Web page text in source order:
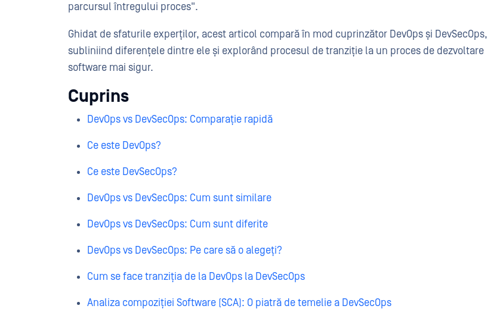
parcursul întregului proces".
Ghidat de sfaturile experților, acest articol compară în mod cuprinzător DevOps și DevSecOps,
subliniind diferențele dintre ele și explorând procesul de tranziție la un proces de dezvoltare
software mai sigur.
Cuprins
DevOps vs DevSecOps: Comparație rapidă
Ce este DevOps?
Ce este DevSecOps?
DevOps vs DevSecOps: Cum sunt similare
DevOps vs DevSecOps: Cum sunt diferite
DevOps vs DevSecOps: Pe care să o alegeți?
Cum se face tranziția de la DevOps la DevSecOps
Analiza compoziției Software (SCA): O piatră de temelie a DevSecOps